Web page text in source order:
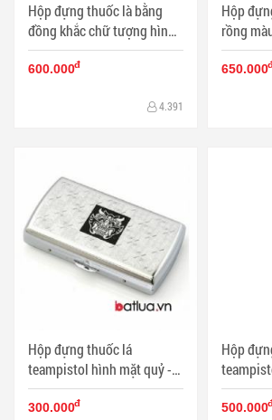
Hộp đựng thuốc là bằng
đồng khắc chữ tượng hình
(18 điếu) - Mã SP: HTL9738
600.000đ
4.391
Hộp
rồng màu
650.000
Hộp đựng thuốc lá
teampistol hình mặt quỷ -
Mã SP: HTL9206
300.000đ
Hộp
đồng ( 20
HTL9204
500.000